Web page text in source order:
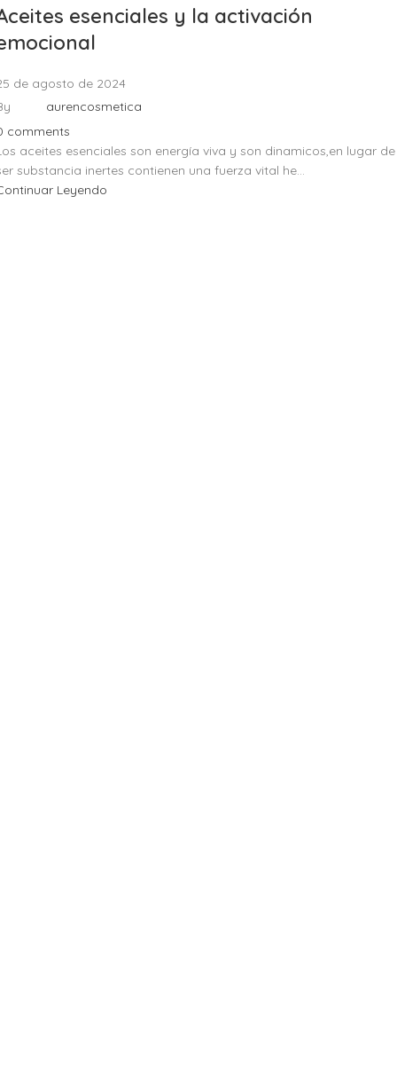
SIN CATEGORÍAesenciales y la activación
de agosto de 2024
aurencosmetica
comments
aceites esenciales son energía viva y son dinamicos,en lugar de
substancia inertes contienen una fuerza vital he...
Leyendo